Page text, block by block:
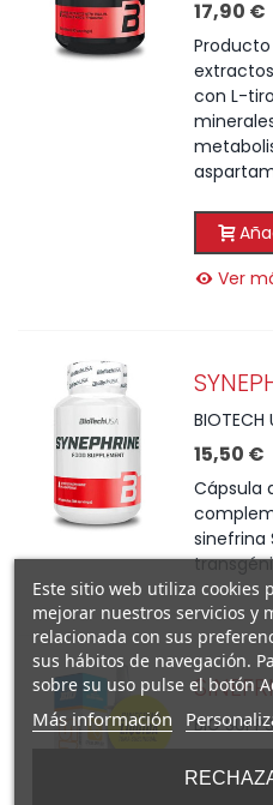
17,90 €
con L-
Ver
BIOTECH
15,50 €
Cápsula
sinefrina
BIG
Este sitio web utiliza cookies
mejorar nuestros servicios y
relacionada con sus
sus hábitos de navegación.
sobre su uso pulse el botón
Más información